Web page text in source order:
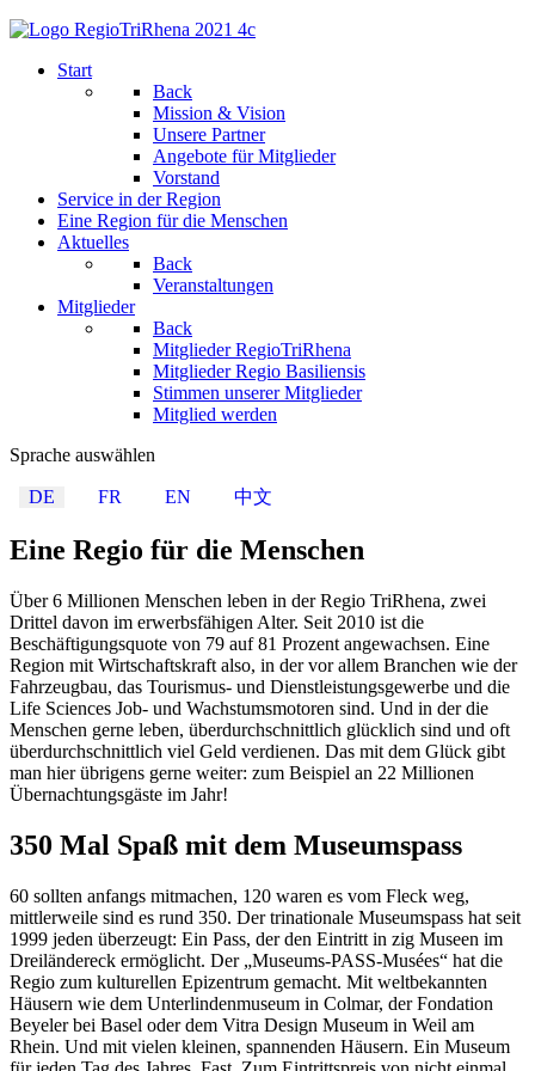
Start
Back
Mission & Vision
Unsere Partner
Angebote für Mitglieder
Vorstand
Service in der Region
Eine Region für die Menschen
Aktuelles
Back
Veranstaltungen
Mitglieder
Back
Mitglieder RegioTriRhena
Mitglieder Regio Basiliensis
Stimmen unserer Mitglieder
Mitglied werden
Sprache auswählen
DE FR EN 中文
Eine Regio für die Menschen
Über 6 Millionen Menschen leben in der Regio TriRhena, zwei
Drittel davon im erwerbsfähigen Alter. Seit 2010 ist die
Beschäftigungsquote von 79 auf 81 Prozent angewachsen. Eine
Region mit Wirtschaftskraft also, in der vor allem Branchen wie der
Fahrzeugbau, das Tourismus- und Dienstleistungsgewerbe und die
Life Sciences Job- und Wachstumsmotoren sind. Und in der die
Menschen gerne leben, überdurchschnittlich glücklich sind und oft
überdurchschnittlich viel Geld verdienen. Das mit dem Glück gibt
man hier übrigens gerne weiter: zum Beispiel an 22 Millionen
Übernachtungsgäste im Jahr!
350 Mal Spaß mit dem Museumspass
60 sollten anfangs mitmachen, 120 waren es vom Fleck weg,
mittlerweile sind es rund 350. Der trinationale Museumspass hat seit
1999 jeden überzeugt: Ein Pass, der den Eintritt in zig Museen im
Dreiländereck ermöglicht. Der „Museums-PASS-Musées“ hat die
Regio zum kulturellen Epizentrum gemacht. Mit weltbekannten
Häusern wie dem Unterlindenmuseum in Colmar, der Fondation
Beyeler bei Basel oder dem Vitra Design Museum in Weil am
Rhein. Und mit vielen kleinen, spannenden Häusern. Ein Museum